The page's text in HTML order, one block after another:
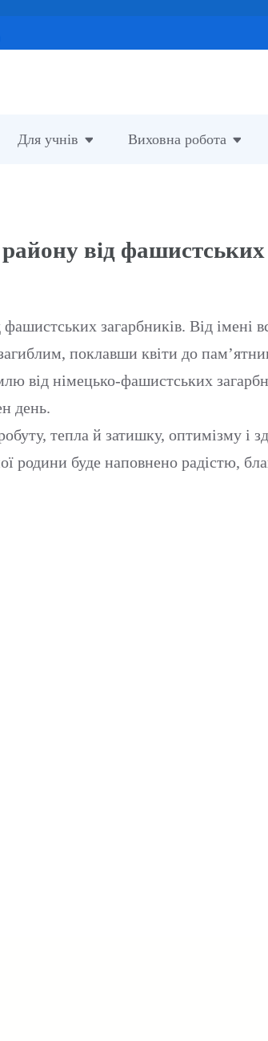
Для учнів Виховна робота
від фашистських
загарбників. Від імені
поклавши квіти до
від німецько-фашистських
день.
тепла й затишку, оптимізму і
родини буде наповнено радістю,